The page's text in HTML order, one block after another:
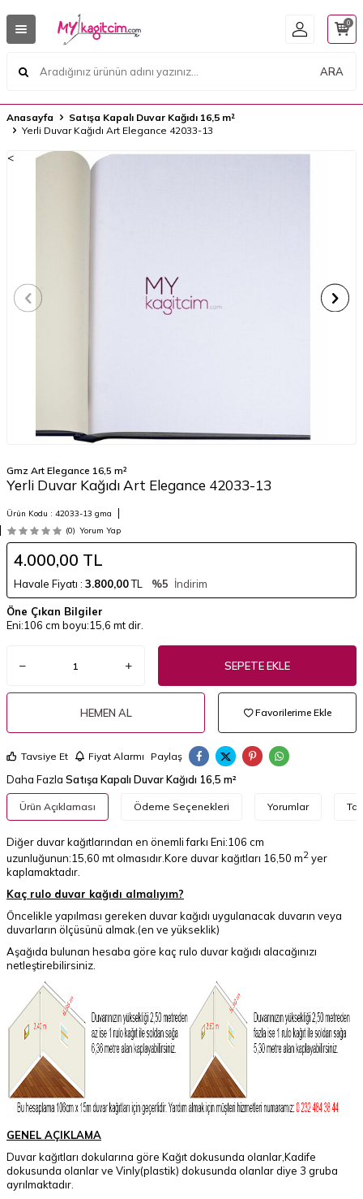
ARA
0
Anasayfa
Satışa Kapalı Duvar Kağıdı 16,5 m²
Yerli Duvar Kağıdı Art Elegance 42033-13
<
Gmz Art Elegance 16,5 m²
Yerli Duvar Kağıdı Art Elegance 42033-13
Ürün Kodu : 42033-13 gma
(0) Yorum Yap
4.000,00 TL
Havale Fiyatı : 3.800,00TL %5 İndirim
Öne Çıkan Bilgiler
Eni:106 cm boyu:15,6 mt dir.
SEPETE EKLE
HEMEN AL Favorilerime Ekle
Tavsiye Et Fiyat Alarmı Paylaş
Daha Fazla Satışa Kapalı Duvar Kağıdı 16,5 m²
Ürün Açıklaması Ödeme Seçenekleri Yorumlar
Diğer duvar kağıtlarından en önemli farkı Eni:106 cm
uzunluğunun:15,60 mt olmasıdır.Kore duvar kağıtları 16,50 m2 yer
kaplamaktadır.
Kaç rulo duvar kağıdı almalıyım?
Öncelikle yapılması gereken duvar kağıdı uygulanacak duvarın veya
duvarların ölçüsünü almak.(en ve yükseklik)
Aşağıda bulunan hesaba göre kaç rulo duvar kağıdı alacağınızı
netleştirebilirsiniz.
GENEL AÇIKLAMA
Duvar kağıtları dokularına göre Kağıt dokusunda olanlar,Kadife
dokusunda olanlar ve Vinly(plastik) dokusunda olanlar diye 3 gruba
ayrılmaktadır.